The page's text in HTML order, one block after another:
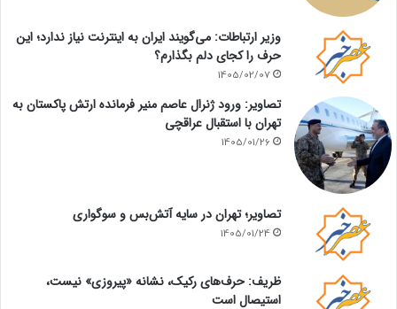
وزیر ارتباطات: می‌گویند ایران به اینترنت نیاز ندارد؛ این
حرف را کجای دلم بگذارم؟
1405/02/07
تصاویر: ورود ژنرال عاصم منیر فرمانده ارتش پاکستان به
تهران با استقبال عراقچی
1405/01/26
تصاویر؛ تهران در سایه آتش‌بس و سوگواری
1405/01/24
ظریف: حرف‌های رکیک، نشانه «پیروزی» نیست،
استیصال است